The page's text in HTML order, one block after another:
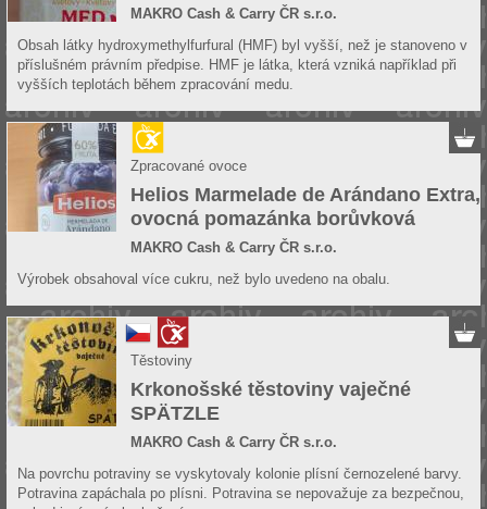
MAKRO Cash & Carry ČR s.r.o.
Obsah látky hydroxymethylfurfural (HMF) byl vyšší, než je stanoveno v
příslušném právním předpise. HMF je látka, která vzniká například při
vyšších teplotách během zpracování medu.
Zpracované ovoce
Helios Marmelade de Arándano Extra,
ovocná pomazánka borůvková
MAKRO Cash & Carry ČR s.r.o.
Výrobek obsahoval více cukru, než bylo uvedeno na obalu.
Těstoviny
Krkonošské těstoviny vaječné
SPÄTZLE
MAKRO Cash & Carry ČR s.r.o.
Na povrchu potraviny se vyskytovaly kolonie plísní černozelené barvy.
Potravina zapáchala po plísni. Potravina se nepovažuje za bezpečnou,